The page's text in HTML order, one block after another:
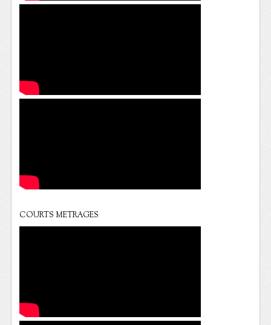
COURTS METRAGES